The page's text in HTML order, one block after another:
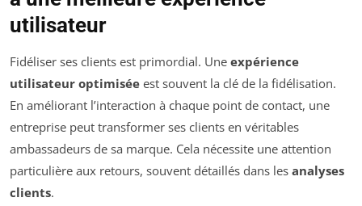
utilisateur
Fidéliser ses clients est primordial. Une expérience
utilisateur optimisée est souvent la clé de la fidélisation.
En améliorant l’interaction à chaque point de contact, une
entreprise peut transformer ses clients en véritables
ambassadeurs de sa marque. Cela nécessite une attention
particulière aux retours, souvent détaillés dans les analyses
clients.